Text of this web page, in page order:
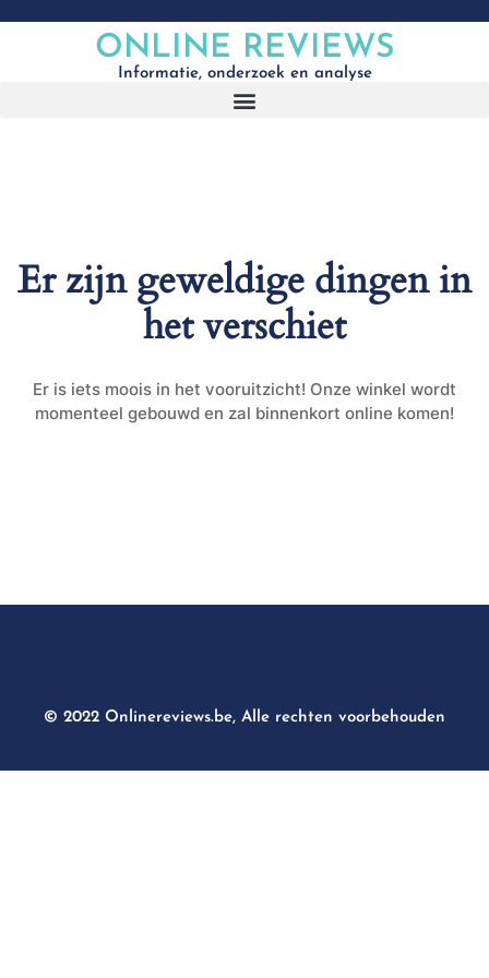
ONLINE REVIEWS
Informatie, onderzoek en analyse
Er zijn geweldige dingen in
het verschiet
Er is iets moois in het vooruitzicht! Onze winkel wordt
momenteel gebouwd en zal binnenkort online komen!
© 2022 Onlinereviews.be, Alle rechten voorbehouden